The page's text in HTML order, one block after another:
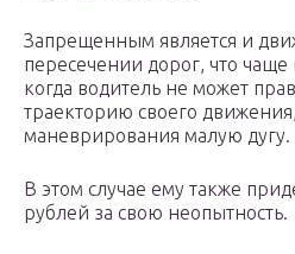
Запрещенным является и
пересечении дорог, что чаще
когда водитель не может
траекторию своего
маневрирования малую дугу.
В этом случае ему также
рублей за свою неопытность.